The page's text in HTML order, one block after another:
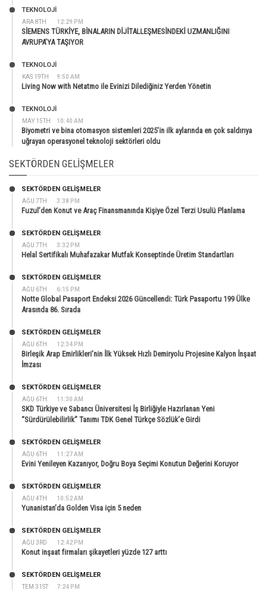
ARA 8TH 12:29 PM
TEKNOLOJİ
SİEMENS TÜRKİYE, BİNALARIN DİJİTALLEŞMESİNDEKİ UZMANLIĞINI
AVRUPA’YA TAŞIYOR
KAS 19TH 9:50 AM
TEKNOLOJİ
Living Now with Netatmo ile Evinizi Dilediğiniz Yerden Yönetin
MAY 15TH 10:40 AM
TEKNOLOJİ
Biyometri ve bina otomasyon sistemleri 2025’in ilk aylarında en çok saldırıya
uğrayan operasyonel teknoloji sektörleri oldu
SEKTÖRDEN GELIŞMELER
AĞU 7TH 3:38 PM
SEKTÖRDEN GELIŞMELER
Fuzul’den Konut ve Araç Finansmanında Kişiye Özel Terzi Usulü Planlama
AĞU 7TH 3:32 PM
SEKTÖRDEN GELIŞMELER
Helal Sertifikalı Muhafazakar Mutfak Konseptinde Üretim Standartları
AĞU 6TH 6:15 PM
SEKTÖRDEN GELIŞMELER
Notte Global Pasaport Endeksi 2026 Güncellendi: Türk Pasaportu 199 Ülke
Arasında 86. Sırada
AĞU 6TH 12:34 PM
SEKTÖRDEN GELIŞMELER
Birleşik Arap Emirlikleri’nin İlk Yüksek Hızlı Demiryolu Projesine Kalyon İnşaat
İmzası
AĞU 6TH 11:30 AM
SEKTÖRDEN GELIŞMELER
SKD Türkiye ve Sabancı Üniversitesi İş Birliğiyle Hazırlanan Yeni
“Sürdürülebilirlik” Tanımı TDK Genel Türkçe Sözlük’e Girdi
AĞU 6TH 11:27 AM
SEKTÖRDEN GELIŞMELER
Evini Yenileyen Kazanıyor, Doğru Boya Seçimi Konutun Değerini Koruyor
AĞU 4TH 10:52 AM
SEKTÖRDEN GELIŞMELER
Yunanistan’da Golden Visa için 5 neden
AĞU 3RD 12:42 PM
SEKTÖRDEN GELIŞMELER
Konut inşaat firmaları şikayetleri yüzde 127 arttı
TEM 31ST 7:24 PM
SEKTÖRDEN GELIŞMELER